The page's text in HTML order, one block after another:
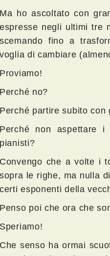
Ma ho ascoltato con
espresse negli ultimi tre
scemando fino a
voglia di cambiare
Proviamo!
Perché no?
Perché partire subito
Perché non aspettare
pianisti?
Convengo che a volte i
sopra le righe, ma nulla
certi esponenti della
Penso poi che ora che
Speriamo!
Che senso ha ormai